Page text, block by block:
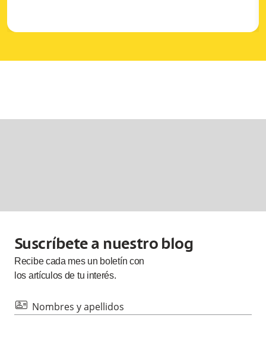
Suscríbete a nuestro blog
Recibe cada mesun boletín con
los artículos de tu interés.
id Nombres y apellidos